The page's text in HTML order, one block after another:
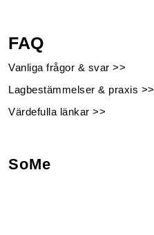
FAQ
Vanliga frågor & svar >>
Lagbestämmelser & praxis >>
Värdefulla länkar >>
SoMe